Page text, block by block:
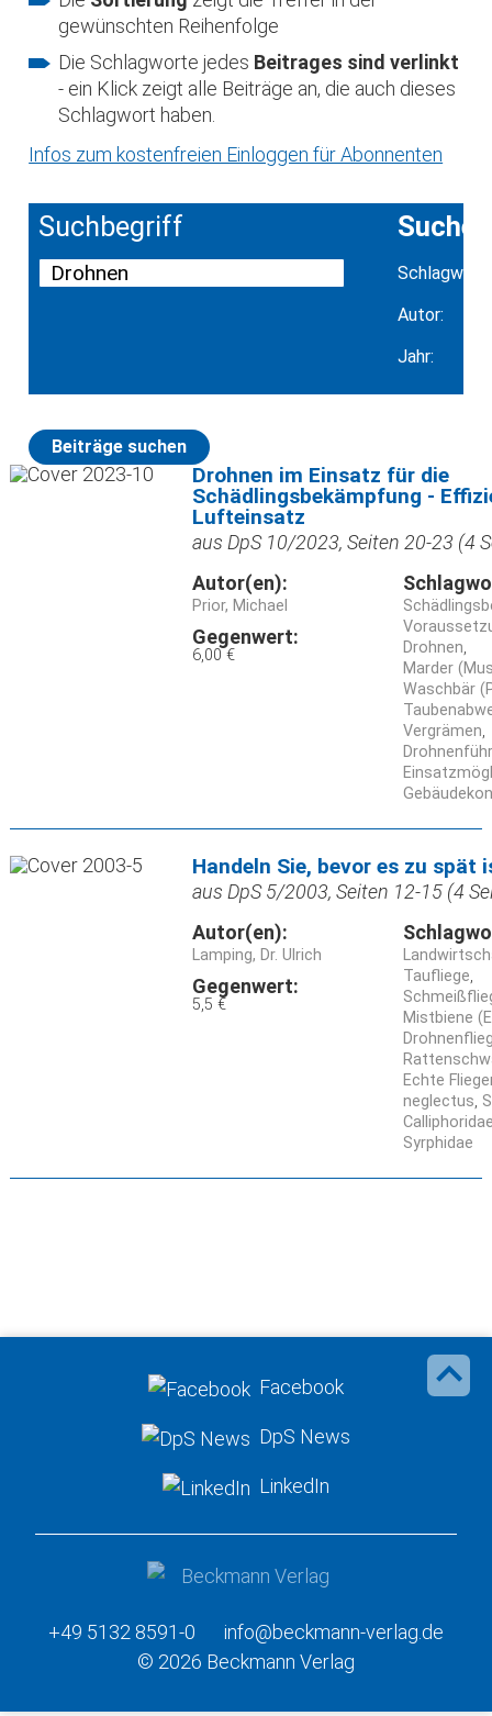
gewünschten Reihenfolge
Die Schlagworte jedes Beitrages sind verlinkt
- ein Klick zeigt alle Beiträge an, die auch dieses
Schlagwort haben.
Infos zum kostenfreien Einloggen für Abonnenten
Suchbegriff Suche
Schlagwort:
Autor:
Jahr:
Beiträge suchen
Drohnen im Einsatz für die
Schädlingsbekämpfung -
Lufteinsatz
aus DpS 10/2023, Seiten 20-23 (4
Autor(en):
Prior, Michael
Gegenwert:
6,00 €
Drohnen
Marder
Waschbär
Vergrämen
Handeln Sie, bevor es zu spät
aus DpS 5/2003, Seiten 12-15 (4
Autor(en):
Lamping, Dr. Ulrich
Gegenwert:
5,5 €
Taufliege
Mistbiene
Echte
neglectus
Syrphidae
Facebook
DpS News
LinkedIn
+49 5132 8591-0
info@beckmann-verlag.de
© 2026 Beckmann Verlag